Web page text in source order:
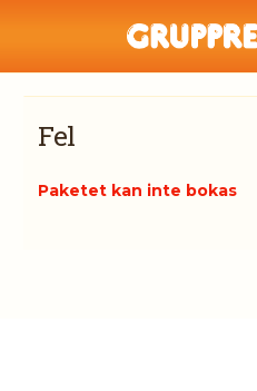
Fel
Paketet kan inte bokas